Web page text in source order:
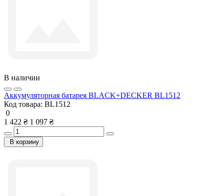
В наличии
Аккумуляторная батарея BLACK+DECKER BL1512
Код товара: BL1512
0
1 422 ₴ 1 097 ₴
В корзину